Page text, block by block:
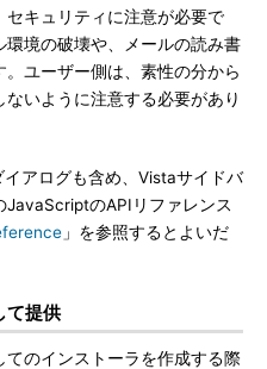
キュリティに注意が必要で
境の破壊や、メールの読み書
ユーザー側は、素性の分から
いように注意する必要があり
アログも含め、Vistaサイドバ
JavaScriptのAPIリファレンス
」を参照するとよいだ
て提供
のインストーラを作成する際